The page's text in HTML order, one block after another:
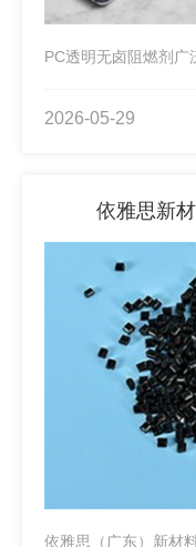
PC透明无卤阻燃剂广
2026-05-29
依雅思新
依雅思（广东）新材